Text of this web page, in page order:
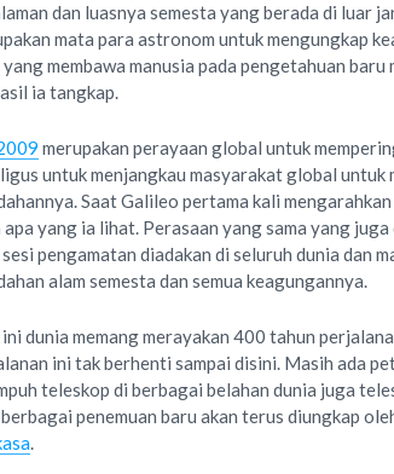
dan luasnya semesta yang berada di luar
mata para astronom untuk mengungkap
membawa manusia pada pengetahuan
ia tangkap.
merupakan perayaan global untuk
untuk menjangkau masyarakat global untuk
Saat Galileo pertama kali
apa yang ia lihat. Perasaan yang sama yang
pengamatan diadakan di seluruh dunia dan
alam semesta dan semua keagungannya.
dunia memang merayakan 400 tahun
ini tak berhenti sampai disini. Masih ada
teleskop di berbagai belahan dunia juga
penemuan baru akan terus diungkap
.